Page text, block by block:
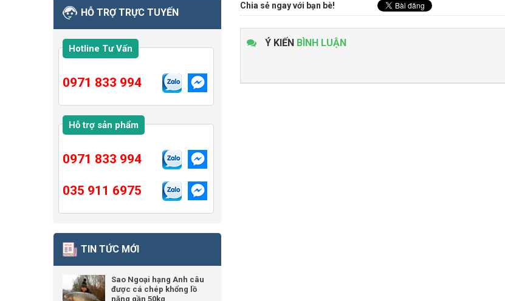
Chia sẻ ngay với bạn bè!
Ý KIẾN BÌNH LUẬN
HỖ TRỢ TRỰC TUYẾN
Hotline Tư Vấn
0971 833 994
Hỗ trợ sản phẩm
0971 833 994
035 911 6975
TIN TỨC MỚI
Sao Ngoại hạng Anh câu
được cá chép khổng lồ
nặng gần 50kg